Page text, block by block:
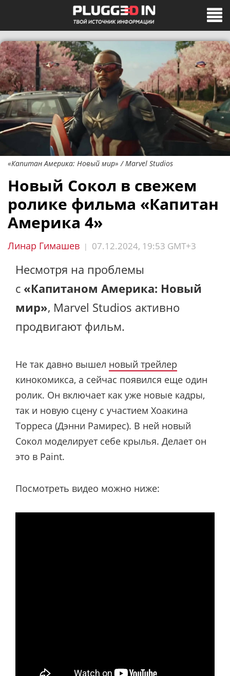
«Капитан Америка: Новый мир» / Marvel Studios
Новый Сокол в свежем
ролике фильма «Капитан
Америка 4»
Линар Гимашев | 07.12.2024, 19:53 GMT+3
Несмотря на проблемы
с «Капитаном Америка: Новый
мир», Marvel Studios активно
продвигают фильм.
Не так давно вышел новый трейлер
кинокомикса, а сейчас появился еще один
ролик. Он включает как уже новые кадры,
так и новую сцену с участием Хоакина
Торреса (Дэнни Рамирес). В ней новый
Сокол моделирует себе крылья. Делает он
это в Paint.
Посмотреть видео можно ниже: